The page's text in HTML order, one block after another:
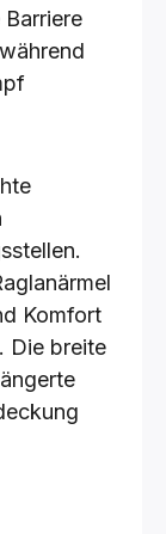
Komfort
Die breite